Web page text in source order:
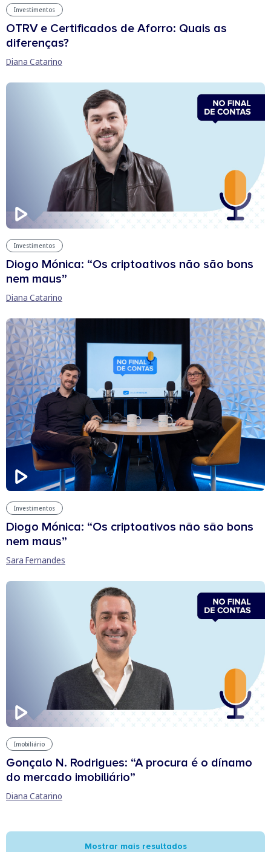
Investimentos
OTRV e Certificados de Aforro: Quais as
diferenças?
Diana Catarino
Investimentos
Diogo Mónica: “Os criptoativos não são bons
nem maus”
Diana Catarino
Investimentos
Diogo Mónica: “Os criptoativos não são bons
nem maus”
Sara Fernandes
Imobiliário
Gonçalo N. Rodrigues: “A procura é o dínamo
do mercado imobiliário”
Diana Catarino
Mostrar mais resultados